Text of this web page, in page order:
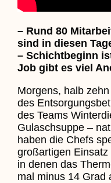
– Rund 80
sind in diesen
– Schichtbeginn
Job gibt es viel
Morgens, halb
des
des Teams
Gulaschsuppe –
haben die Chefs
großartigen
in denen das
mal minus 14 Grad